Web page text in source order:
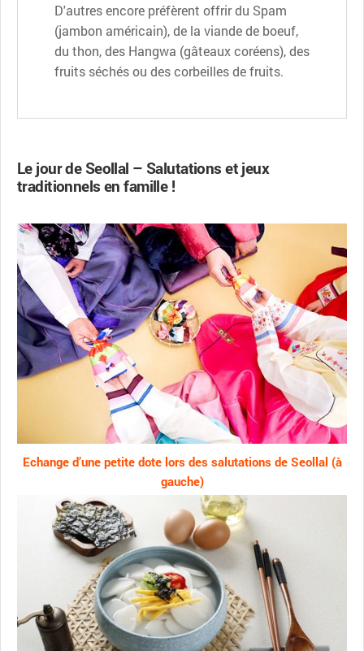
D'autres encore préfèrent offrir du Spam
(jambon américain), de la viande de boeuf,
du thon, des Hangwa (gâteaux coréens), des
fruits séchés ou des corbeilles de fruits.
Le jour de Seollal – Salutations et jeux
traditionnels en famille !
Echange d’une petite dote lors des salutations de Seollal (à
gauche)